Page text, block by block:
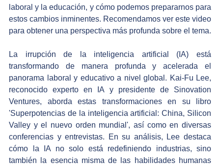
laboral y la educación, y cómo podemos prepararnos para
estos cambios inminentes. Recomendamos ver este video
para obtener una perspectiva más profunda sobre el tema.
​La irrupción de la inteligencia artificial (IA) está
transformando de manera profunda y acelerada el
panorama laboral y educativo a nivel global. Kai-Fu Lee,
reconocido experto en IA y presidente de Sinovation
Ventures, aborda estas transformaciones en su libro
'Superpotencias de la inteligencia artificial: China, Silicon
Valley y el nuevo orden mundial', así como en diversas
conferencias y entrevistas. En su análisis, Lee destaca
cómo la IA no solo está redefiniendo industrias, sino
también la esencia misma de las habilidades humanas